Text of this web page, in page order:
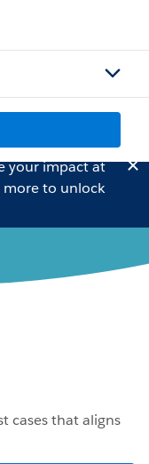
your impact at
to unlock
cases that aligns